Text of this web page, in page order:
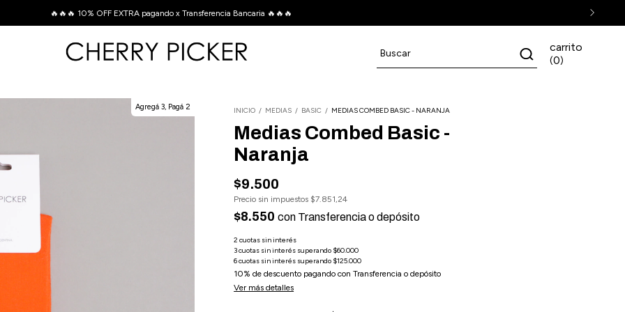
🔥🔥🔥 10% OFF EXTRA pagando x Transferencia Bancaria 🔥🔥🔥
carrito
(0)
Agregá 3, Pagá 2 INICIO / MEDIAS / BASIC / MEDIAS COMBED BASIC - NARANJA
Medias Combed Basic -
Naranja
$9.500
Precio sin impuestos $7.851,24
$8.550con Transferencia o depósito
10% de descuento pagando con Transferencia o depósito
Ver más detalles